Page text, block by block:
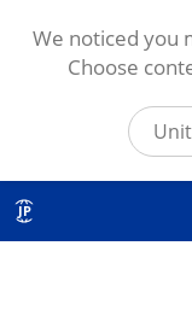
メインコンテンツに
JP
We noticed you
Choose